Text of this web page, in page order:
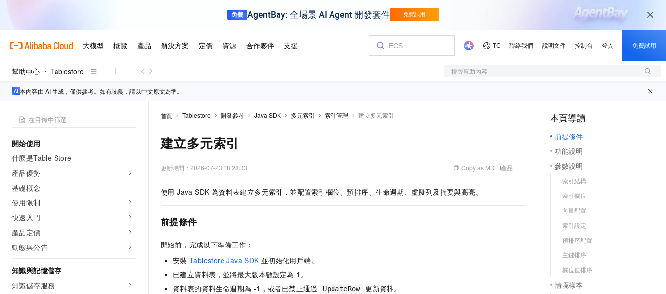
幫助中心 Tablestore 搜尋幫助內容
本內容由 AI 生成，僅供參考。如有歧義，請以中文原文為準。
開始使用
什麼是Table Store
產品優勢
基礎概念
使用限制
快速入門
產品定價
動態與公告
知識與記憶儲存
知識儲存服務
首頁 Tablestore 開發參考 Java SDK 多元索引 索引管理 建立多元索引
建立多元索引
更新時間： 2026-07-23 18:28:33 Copy as MD 產品
使用 Java SDK 為資料表建立多元索引，並配置索引欄位、預排序、生命週期、虛擬列及摘要與高亮。
前提條件
開始前，完成以下準備工作：
安裝 Tablestore Java SDK 並初始化用戶端。
已建立資料表，並將最大版本數設定為 1。
資料表的資料生命週期為 -1，或者已禁止通過
UpdateRow 更新資料。
本頁導讀
前提條件
功能說明
參數說明
索引結構
索引欄位
向量配置
索引設定
預排序配置
主鍵排序
欄位值排序
情境樣本